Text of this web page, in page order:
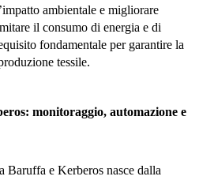
ambientale e migliorare
il consumo di energia e di
fondamentale per garantire la
tessile.
monitoraggio, automazione e
Baruffa e Kerberos nasce dalla